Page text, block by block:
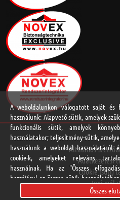
Általános
Adatkezelési
Cookie (süti)
Jogi
Online
A weboldalunkon válogatott saját és
használunk: Alapvető sütik, amelyek
funkcionális sütik, amelyek
használatakor; teljesítmény-sütik,
használunk a weboldal használatáról
cookie-k, amelyeket releváns
használnak. Ha az "Összes
hozzájárul az összes sütik
elfogadhat és elutasíthat egyedi
vonatkozó beleegyezését.
Összes